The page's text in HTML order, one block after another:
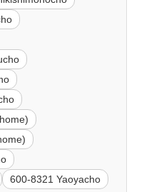
600-8321 Yaoyacho